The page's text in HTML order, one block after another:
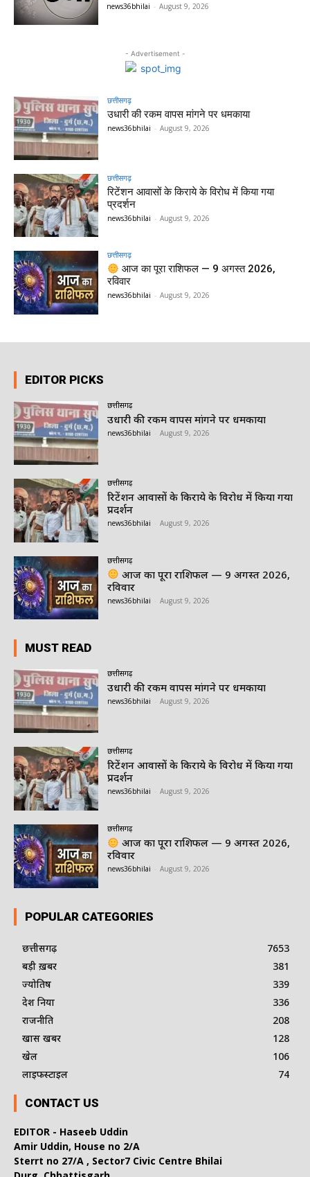
news36bhilai - August 9, 2026
- Advertisement -
छत्तीसगढ़
उधारी की रकम वापस मांगने पर धमकाया
news36bhilai - August 9, 2026
छत्तीसगढ़
रिटेंशन आवासों के किराये के विरोध में किया गया
प्रदर्शन
news36bhilai - August 9, 2026
छत्तीसगढ़
आज का पूरा राशिफल — 9 अगस्त 2026,
रविवार
news36bhilai - August 9, 2026
EDITOR PICKS
छत्तीसगढ़
उधारी की रकम वापस मांगने पर धमकाया
news36bhilai August 9, 2026
छत्तीसगढ़
रिटेंशन आवासों के किराये के विरोध में किया गया
प्रदर्शन
news36bhilai August 9, 2026
छत्तीसगढ़
आज का पूरा राशिफल — 9 अगस्त 2026,
रविवार
news36bhilai August 9, 2026
MUST READ
छत्तीसगढ़
उधारी की रकम वापस मांगने पर धमकाया
news36bhilai August 9, 2026
छत्तीसगढ़
रिटेंशन आवासों के किराये के विरोध में किया गया
प्रदर्शन
news36bhilai August 9, 2026
छत्तीसगढ़
आज का पूरा राशिफल — 9 अगस्त 2026,
रविवार
news36bhilai August 9, 2026
POPULAR CATEGORIES
छत्तीसगढ़
7653
बड़ी ख़बर
381
ज्योतिष
339
देश दुनिया
336
राजनीति
208
खास खबर
128
खेल
106
लाइफस्टाइल
74
CONTACT US
EDITOR - Haseeb Uddin
Amir Uddin, House no 2/A
Sterrt no 27/A , Sector7 Civic Centre Bhilai